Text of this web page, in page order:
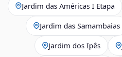
Jardim das Américas I Etapa
Jardim das Samambaias
Jardim dos Ipês